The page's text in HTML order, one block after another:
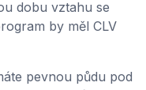
dobu vztahu se
by měl CLV
pevnou půdu pod